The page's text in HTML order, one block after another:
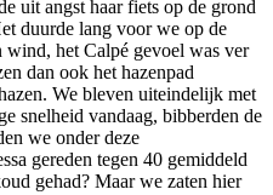
uit angst haar fiets op de grond
duurde lang voor we op de
het Calpé gevoel was ver
dan ook het hazenpad
We bleven uiteindelijk met
snelheid vandaag, bibberden de
we onder deze
gereden tegen 40 gemiddeld
gehad? Maar we zaten hier